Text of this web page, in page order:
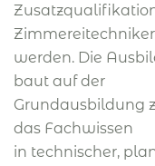
werden. Die
baut auf der
Grundausbildung
das Fachwissen
in technischer,